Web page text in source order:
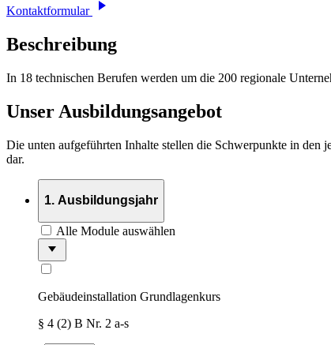
Kontaktformular
Beschreibung
In 18 technischen Berufen werden um die 200 regionale
Unser Ausbildungsangebot
Die unten aufgeführten Inhalte stellen die Schwerpunkte in den
dar.
1. Ausbildungsjahr
Alle Module auswählen
Gebäudeinstallation Grundlagenkurs
§ 4 (2) B Nr. 2 a-s